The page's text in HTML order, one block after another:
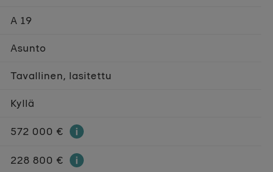
A 19
Asunto
Tavallinen, lasitettu
Kyllä
572 000 €
228 800 €